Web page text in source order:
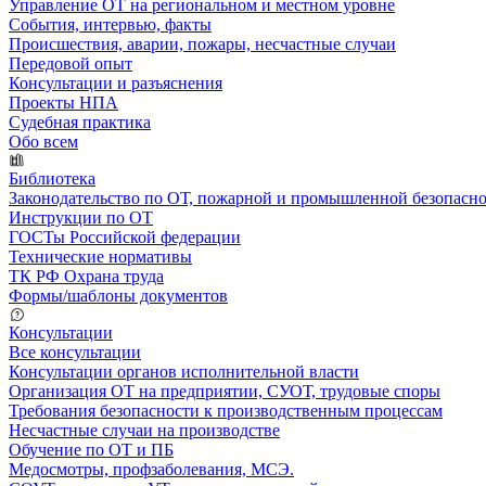
Управление ОТ на региональном и местном уровне
События, интервью, факты
Происшествия, аварии, пожары, несчастные случаи
Передовой опыт
Консультации и разъяснения
Проекты НПА
Судебная практика
Обо всем
Библиотека
Законодательство по ОТ, пожарной и промышленной
Инструкции по ОТ
ГОСТы Российской федерации
Технические нормативы
ТК РФ Охрана труда
Формы/шаблоны документов
Консультации
Все консультации
Консультации органов исполнительной власти
Организация ОТ на предприятии, СУОТ, трудовые споры
Требования безопасности к производственным процессам
Несчастные случаи на производстве
Обучение по ОТ и ПБ
Медосмотры, профзаболевания, МСЭ.